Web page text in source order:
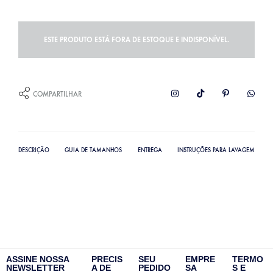
ESTE PRODUTO ESTÁ FORA DE ESTOQUE E INDISPONÍVEL.
COMPARTILHAR
DESCRIÇÃO GUIA DE TAMANHOS ENTREGA INSTRUÇÕES PARA LAVAGEM
ASSINE NOSSA
NEWSLETTER
PRECIS
A DE
SEU
PEDIDO
EMPRE
SA
TERMO
S E